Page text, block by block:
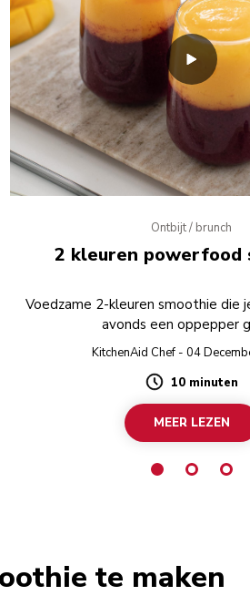
Ontbijt / brunch
2 kleuren powerfood
Voedzame 2-kleuren smoothie die
avonds een oppepper
KitchenAid Chef - 04
Duration
10 minuten
MEER LEZEN
te maken